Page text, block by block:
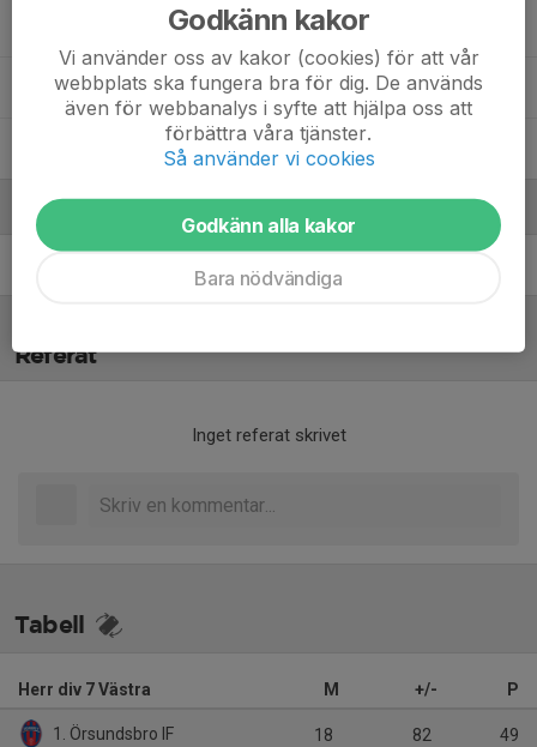
Jimmi Nilsson
Melvin Ståhl
William Svalefors
Ledare
Referat
Inget referat skrivet
Tabell
Herr div 7 Västra M +/- P
1. Örsundsbro IF 18 82 49
Godkänn kakor
Vi använder oss av kakor (cookies) för att vår
webbplats ska fungera bra för dig. De används
även för webbanalys i syfte att hjälpa oss att
förbättra våra tjänster.
Så använder vi cookies
Godkänn alla kakor
Bara nödvändiga